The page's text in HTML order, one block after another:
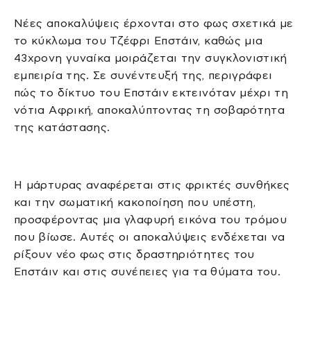
Νέες αποκαλύψεις έρχονται στο φως σχετικά με
το κύκλωμα του Τζέφρι Επστάιν, καθώς μια
43χρονη γυναίκα μοιράζεται την συγκλονιστική
εμπειρία της. Σε συνέντευξή της, περιγράφει
πώς το δίκτυο του Επστάιν εκτεινόταν μέχρι τη
νότια Αφρική, αποκαλύπτοντας τη σοβαρότητα
της κατάστασης.
Η μάρτυρας αναφέρεται στις φρικτές συνθήκες
και την σωματική κακοποίηση που υπέστη,
προσφέροντας μια γλαφυρή εικόνα του τρόμου
που βίωσε. Αυτές οι αποκαλύψεις ενδέχεται να
ρίξουν νέο φως στις δραστηριότητες του
Επστάιν και στις συνέπειες για τα θύματα του.